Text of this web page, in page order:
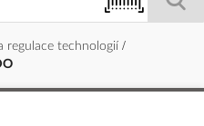
regulace technologií